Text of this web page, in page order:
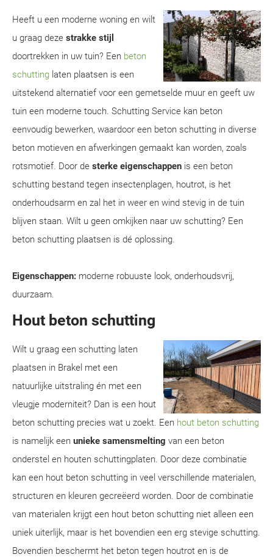
Heeft u een moderne woning en wilt
u graag deze strakke stijl
doortrekken in uw tuin? Een beton
schutting laten plaatsen is een
uitstekend alternatief voor een gemetselde muur en geeft uw
tuin een moderne touch. Schutting Service kan beton
eenvoudig bewerken, waardoor een beton schutting in diverse
beton motieven en afwerkingen gemaakt kan worden, zoals
rotsmotief. Door de sterke eigenschappen is een beton
schutting bestand tegen insectenplagen, houtrot, is het
onderhoudsarm en zal het in weer en wind stevig in de tuin
blijven staan. Wilt u geen omkijken naar uw schutting? Een
beton schutting plaatsen is dé oplossing.
Eigenschappen: moderne robuuste look, onderhoudsvrij,
duurzaam.
Hout beton schutting
Wilt u graag een schutting laten
plaatsen in Brakel met een
natuurlijke uitstraling én met een
vleugje moderniteit? Dan is een hout
beton schutting precies wat u zoekt. Een hout beton schutting
is namelijk een unieke samensmelting van een beton
onderstel en houten schuttingplaten. Door deze combinatie
kan een hout beton schutting in veel verschillende materialen,
structuren en kleuren gecreëerd worden. Door de combinatie
van materialen krijgt een hout beton schutting niet alleen een
uniek uiterlijk, maar is het bovendien een erg stevige schutting.
Bovendien beschermt het beton tegen houtrot en is de